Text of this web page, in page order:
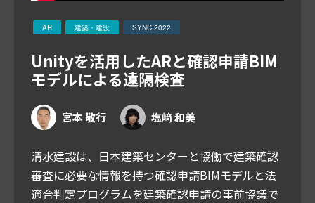
AR 建築・建設 SYNC 2022
Unityを活用したARと確認申請BIM
モデルによる遠隔検査
宮本 敬行 塩﨑 和美
清水建設は、日本建築センターと協働で建築確認
審査に必要な情報を持つ確認申請BIMモデルと法
適合判定プログラムを建築確認申請の事前協議で